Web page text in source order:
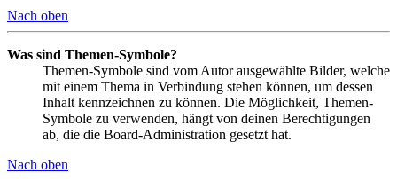
Nach oben
Was sind Themen-Symbole?
Themen-Symbole sind vom Autor ausgewählte Bilder, welche
mit einem Thema in Verbindung stehen können, um dessen
Inhalt kennzeichnen zu können. Die Möglichkeit, Themen-
Symbole zu verwenden, hängt von deinen Berechtigungen
ab, die die Board-Administration gesetzt hat.
Nach oben